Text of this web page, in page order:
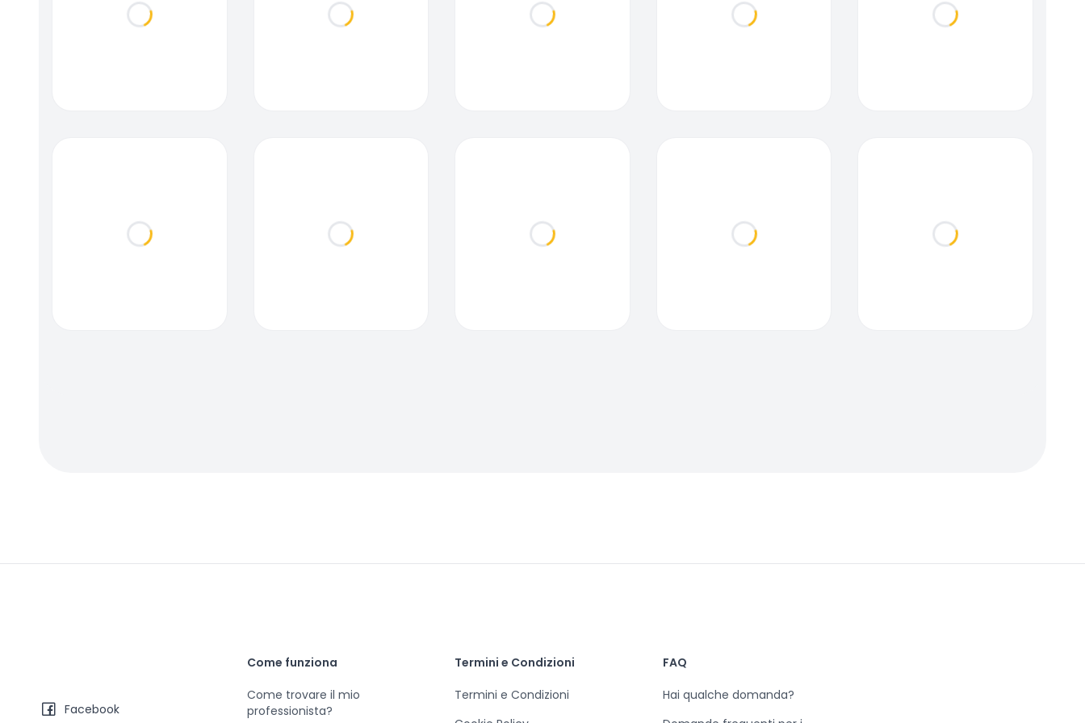
Loading... Loading... Loading... Loading... Loading...
Loading... Loading... Loading... Loading... Loading...
Facebook
Come funziona
Come trovare il mio
professionista?
Termini e Condizioni
Termini e Condizioni
FAQ
Hai qualche domanda?